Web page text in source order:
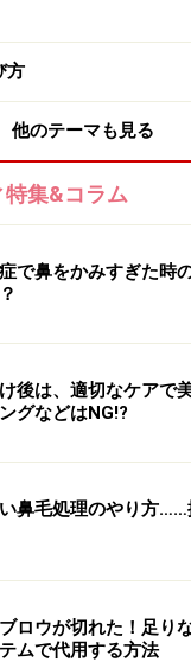
パーマが髪に与える
染め] All About
メカニズムと
する、カラーリン
」と聞きますが、
を髪の内側から考
ながら、自分の髪
与えるダメージとは？ [女性の白
方
他のテーマも見る
特集&コラム
で鼻をかみすぎた時
後は、適切なケアで
グなどはNG!?
鼻毛処理のやり方……
ロウが切れた！足り
ムで代用する方法